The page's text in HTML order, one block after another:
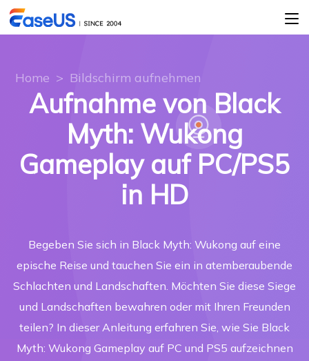
Home > Bildschirm aufnehmen
Aufnahme von Black
Myth: Wukong
Gameplay auf PC/PS5
in HD
Begeben Sie sich in Black Myth: Wukong auf eine
epische Reise und tauchen Sie ein in atemberaubende
Schlachten und Landschaften. Möchten Sie diese Siege
und Landschaften bewahren oder mit Ihren Freunden
teilen? In dieser Anleitung erfahren Sie, wie Sie Black
Myth: Wukong Gameplay auf PC und PS5 aufzeichnen